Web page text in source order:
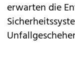
erwarten die